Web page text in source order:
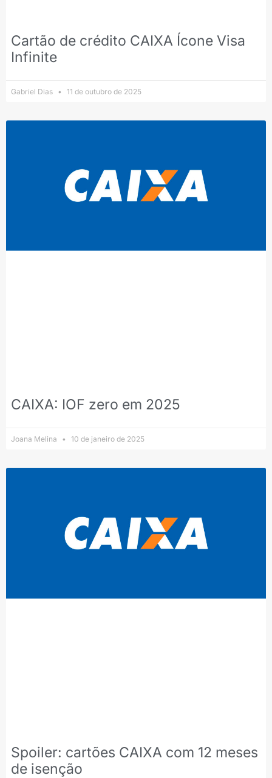
Cartão de crédito CAIXA Ícone Visa
Infinite
Gabriel Dias 11 de outubro de 2025
CAIXA: IOF zero em 2025
Joana Melina 10 de janeiro de 2025
Spoiler: cartões CAIXA com 12 meses
de isenção